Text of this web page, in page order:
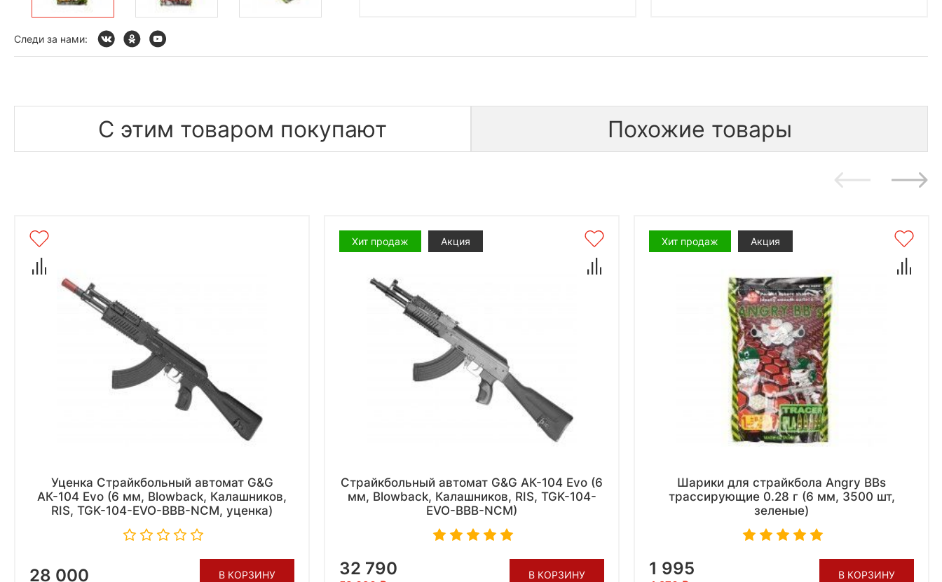
Следи за нами:
С этим товаром покупают Похожие товары
Уценка Страйкбольный автомат G&G
АК-104 Evo (6 мм, Blowback, Калашников,
RIS, TGK-104-EVO-BBB-NCM, уценка)
28 000 В КОРЗИНУ
Хит продаж Акция
Страйкбольный автомат G&G АК-104 Evo (6
мм, Blowback, Калашников, RIS, TGK-104-
EVO-BBB-NCM)
32 790 В КОРЗИНУ
Хит продаж Акция
Шарики для страйкбола Angry BBs
трассирующие 0.28 г (6 мм, 3500 шт,
зеленые)
1 995 В КОРЗИНУ